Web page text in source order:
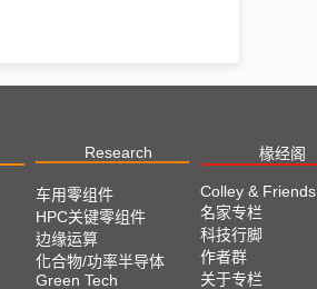
Research 椽经阁
车用零组件
HPC关键零组件
边缘运算
化合物/功率半导体
Green Tech
Colley & Friends
名家专栏
科技行脚
作者群
关于专栏